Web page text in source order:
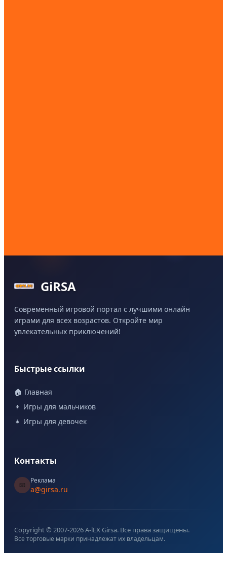
GiRSA
Современный игровой портал с лучшими онлайн
играми для всех возрастов. Откройте мир
увлекательных приключений!
Быстрые ссылки
🏠 Главная
👦 Игры для мальчиков
👧 Игры для девочек
Контакты
📧
Реклама
a@girsa.ru
Copyright © 2007-2026A-lEX Girsa. Все права защищены.
Все торговые марки принадлежат их владельцам.